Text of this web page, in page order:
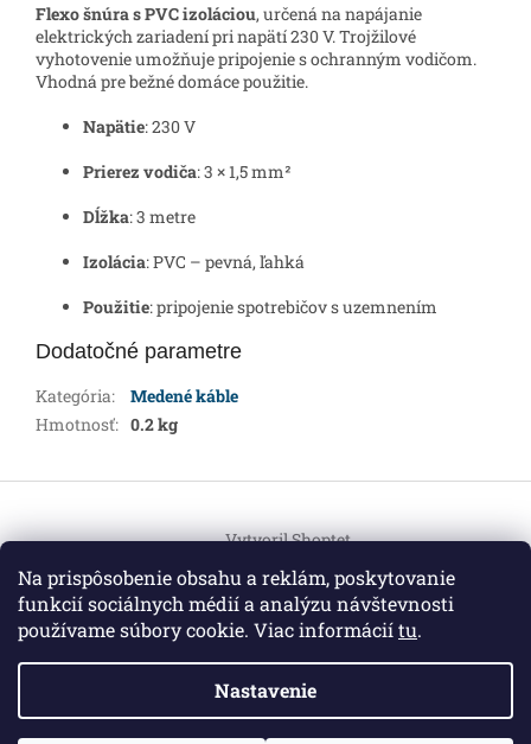
Na prispôsobenie obsahu a reklám, poskytovanie
funkcií sociálnych médií a analýzu návštevnosti
používame súbory cookie. Viac informáciítu.
Nastavenie
Flexo šnúra s PVC izoláciou, určená na napájanie
elektrických zariadení pri napätí 230 V. Trojžilové
vyhotovenie umožňuje pripojenie s ochranným vodičom.
Vhodná pre bežné domáce použitie.
Napätie: 230 V
Prierez vodiča: 3 × 1,5 mm²
Dĺžka: 3 metre
Izolácia: PVC – pevná, ľahká
Použitie: pripojenie spotrebičov s uzemnením
Dodatočné parametre
Kategória:
Medené káble
Hmotnosť: 0.2 kg
p
Vytvoril Shoptet
Copyright 2026HEMI Elektro. Všetky práva vyhradené.
Upraviť nastavenie cookies